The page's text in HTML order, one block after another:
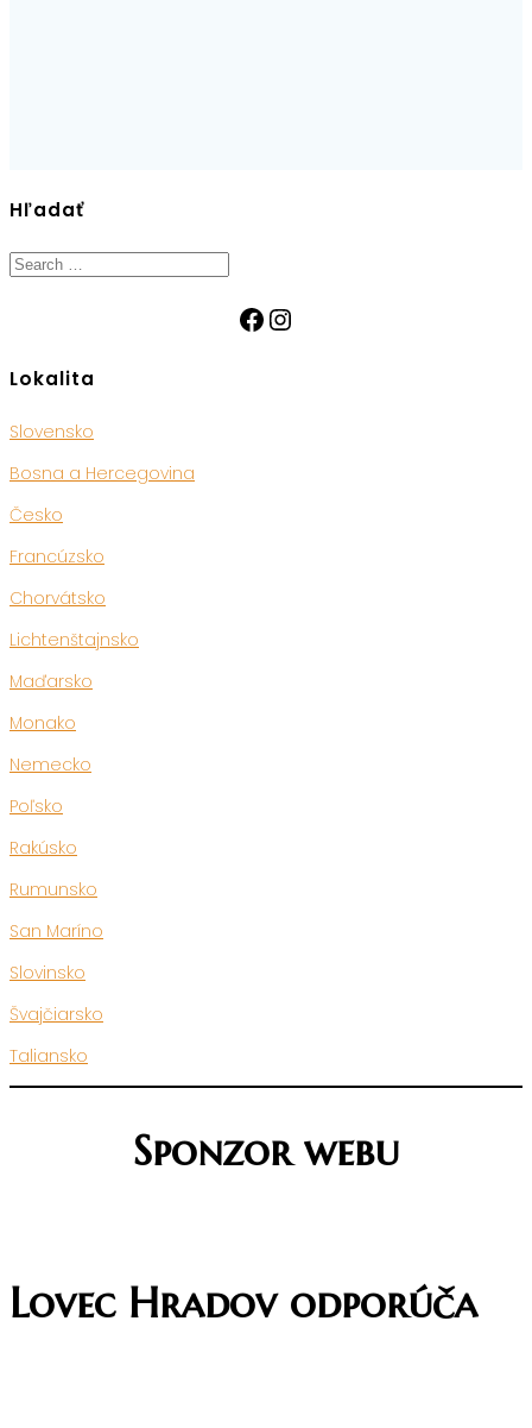
Hľadať
Search
Facebook
Instagram
Lokalita
Slovensko
Bosna a Hercegovina
Česko
Francúzsko
Chorvátsko
Lichtenštajnsko
Maďarsko
Monako
Nemecko
Poľsko
Rakúsko
Rumunsko
San Maríno
Slovinsko
Švajčiarsko
Taliansko
Sponzor webu
Lovec Hradov odporúča